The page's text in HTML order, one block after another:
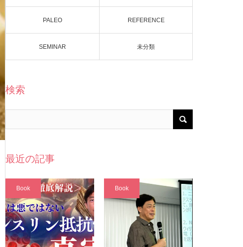
PALEO REFERENCE
SEMINAR 未分類
検索
最近の記事
Book Book